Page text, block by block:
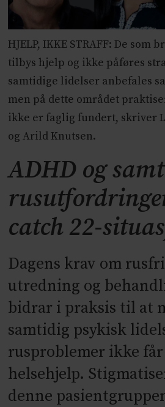
HJELP, IKKE STRAFF: De
tilbys hjelp og ikke påføres
samtidige lidelser anbefales
men på dette området
ikke er faglig fundert, skriver
og Arild Knutsen.
ADHD og
catch 22-
Dagens krav om
utredning og
bidrar i praksis til at
samtidig psykisk
rusproblemer ikke
helsehjelp.
denne